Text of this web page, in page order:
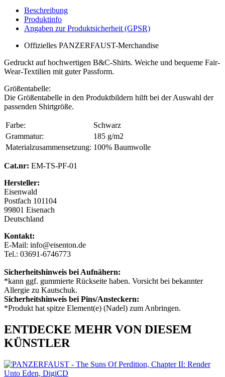
Beschreibung
Produktinfo
Angaben zur Produktsicherheit (GPSR)
Offizielles PANZERFAUST-Merchandise
Gedruckt auf hochwertigen B&C-Shirts. Weiche und bequeme Fair-
Wear-Textilien mit guter Passform.
Größentabelle:
Die Größentabelle in den Produktbildern hilft bei der Auswahl der
passenden Shirtgröße.
Farbe:
Schwarz
Grammatur:
185 g/m2
Materialzusammensetzung: 100% Baumwolle
Cat.nr: EM-TS-PF-01
Hersteller:
Eisenwald
Postfach 101104
99801 Eisenach
Deutschland
Kontakt:
E-Mail: info@eisenton.de
Tel.: 03691-6746773
Sicherheitshinweis bei Aufnähern:
*kann ggf. gummierte Rückseite haben. Vorsicht bei bekannter
Allergie zu Kautschuk.
Sicherheitshinweis bei Pins/Ansteckern:
*Produkt hat spitze Element(e) (Nadel) zum Anbringen.
ENTDECKE MEHR VON DIESEM
KÜNSTLER